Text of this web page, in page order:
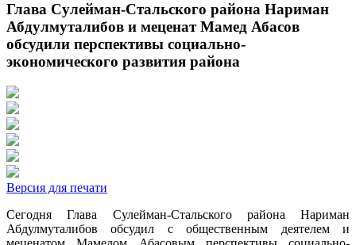
Глава Сулейман-Стальского района Нариман
Абдулмуталибов и меценат Мамед Абасов
обсудили перспективы социально-
экономического развития района
Версия для печати
Сегодня Глава Сулейман-Стальского района Нариман
Абдулмуталибов обсудил с общественным деятелем и